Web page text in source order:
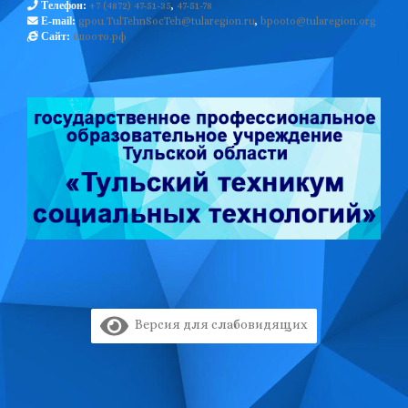
Телефон: +7 (4872) 47-51-35, 47-51-78
E-mail: gpou.TulTehnSocTeh@tularegion.ru, bpooto@tularegion.org
Сайт: бпоото.рф
Версия для слабовидящих